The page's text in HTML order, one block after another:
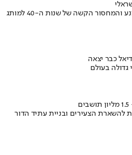
איך אסם הפכה את תקופת הצנע והמחסור הקשה של שנות ה-40 למותג
כבר יצאה
בעולם
להשארת הצעירים ובניית עתיד הדור